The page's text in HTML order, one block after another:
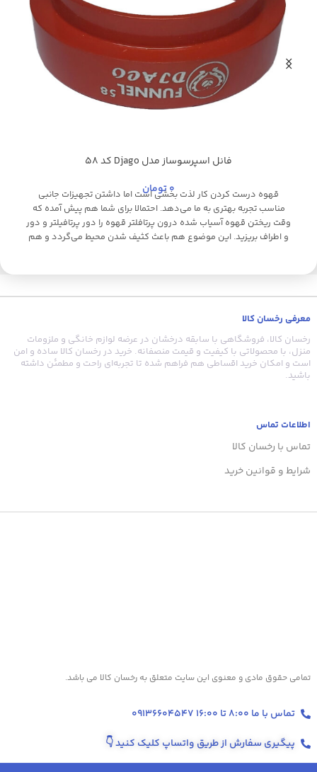
فانل اسپرسوساز مدل Djago کد 58
0تومان
قهوه درست کردن کار لذت بخشی است اما داشتن تجهیزات جانبی
مناسب تجربه بهتری به ما می‌دهد. احتمالا برای شما هم پیش آمده که
وقت ریختن قهوه آسیاب شده درون پرتافلتر قهوه را دور پرتافیلتر و دور
و اطراف بریزید. این موضوع هم باعث کثیف شدن محیط می‌گردد و هم
فانل ظاهر شیکی هم دارد. این فانل برای اکثر دستگاه‌های اسپرسوساز
معرفی رخسان کالا
رخسان کالا، فروشگاهی با سابقه درخشان در عرضه لوازم خانگی و ملزومات
منزل، با محصولاتی با کیفیت و قیمت منصفانه. خرید در رخسان کالا ساده و امن
است و امکان خرید اقساطی هم فراهم شده تا تجربه‌ای راحت و مطمئن داشته
باشید.
اطلاعات تماس
تماس با رخسان کالا
شرایط و قوانین خرید
تمامی حقوق مادی و معنوی این سایت متعلق به رخسان کالا می باشد.
تماس با ما 8:00 تا 16:00 09136604547
پیگیری سفارش از طریق واتساپ کلیک کنید👇